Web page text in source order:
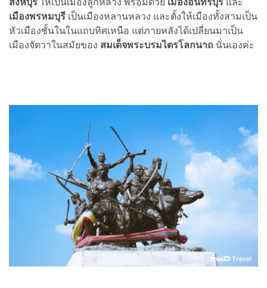
เมืองพรหมบุรี เป็นเมืองหลานหลวง และตั้งให้เมืองทั้งสามเป็น
หัวเมืองชั้นในในแถบทิศเหนือ แต่ภายหลังได้เปลี่ยนมาเป็น
เมืองจัตวาในสมัยของ สมเด็จพระบรมไตรโลกนาถ นั่นเองค่ะ